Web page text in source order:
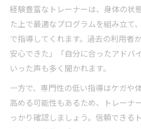
経験豊富なトレーナーは、身体の状
た上で最適なプログラムを組み立て
で指導してくれます。過去の利用者
安心できた」「自分に合ったアドバ
いった声も多く聞かれます。
一方で、専門性の低い指導はケガや
高める可能性もあるため、トレーナ
っかり確認しましょう。信頼できる